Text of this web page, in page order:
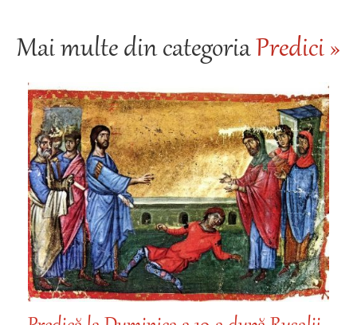
Mai multe din categoriaPredici »